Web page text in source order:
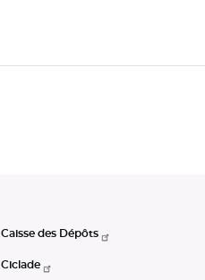
Caisse des Dépôts
Ciclade